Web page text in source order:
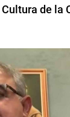
de la